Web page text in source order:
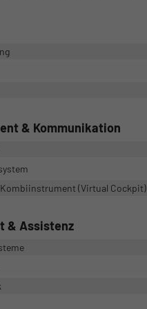
& Kommunikation
(Virtual Cockpit)
& Assistenz